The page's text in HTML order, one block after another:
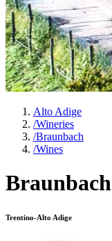
Alto Adige
/Wineries
/Braunbach
/Wines
Braunbach
Trentino-Alto Adige